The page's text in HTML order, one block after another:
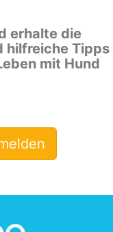
erhalte die
hilfreiche Tipps
mit Hund